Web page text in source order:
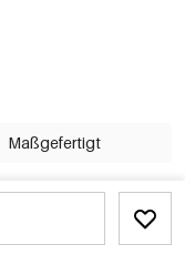
Maßgefertigt